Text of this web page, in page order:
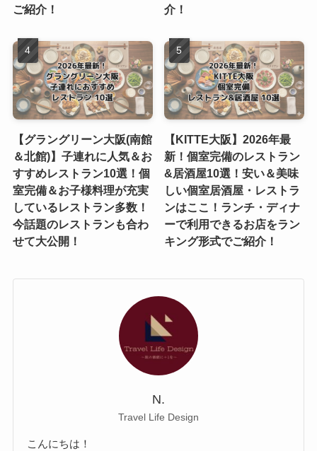
ご紹介！
介！
【グラングリーン大阪(南館
＆北館)】子連れに人気＆お
すすめレストラン10選！個
室完備＆お子様料理が充実
しているレストラン多数！
今話題のレストランも合わ
せて大公開！
【KITTE大阪】2026年最
新！個室完備のレストラン
&居酒屋10選！安い＆美味
しい個室居酒屋・レストラ
ンはここ！ランチ・ディナ
ーで利用できるお店をラン
キング形式でご紹介！
N.
Travel Life Design
こんにちは！